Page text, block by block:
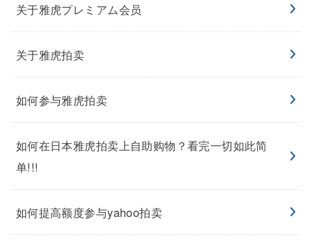
关于雅虎プレミアム会员
关于雅虎拍卖
如何参与雅虎拍卖
如何在日本雅虎拍卖上自助购物？看完一切如此简
单!!!
如何提高额度参与yahoo拍卖